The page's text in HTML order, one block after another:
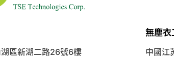
區新湖二路26號6樓
無塵衣
中國江